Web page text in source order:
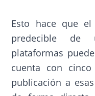
Esto hace que
predecible de
plataformas
cuenta con
publicación a